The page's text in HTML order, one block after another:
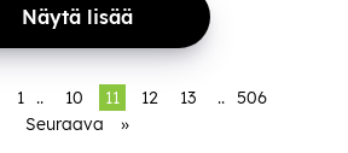
Näytä lisää
1 .. 10 11 12 13 .. 506
Seuraava
»